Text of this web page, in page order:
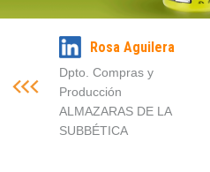
Rosa Aguilera
Dpto. Compras y
Producción
ALMAZARAS DE LA
SUBBÉTICA